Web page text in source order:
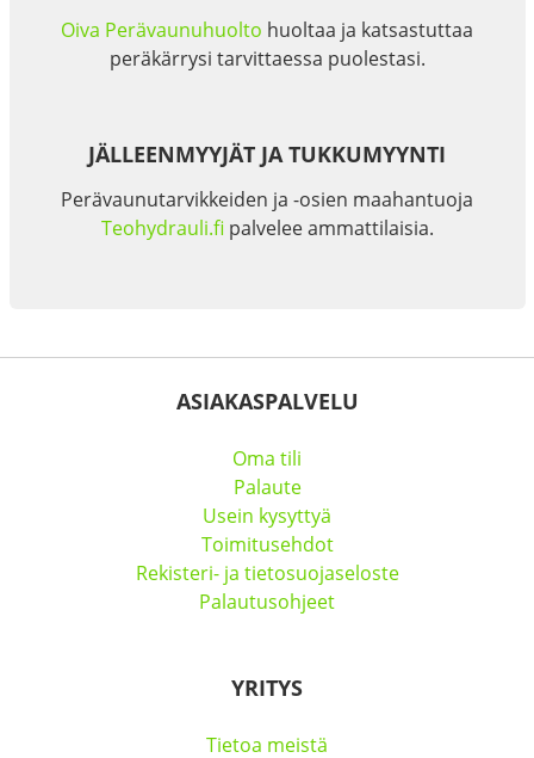
Oiva Perävaunuhuolto huoltaa ja katsastuttaa
peräkärrysi tarvittaessa puolestasi.
JÄLLEENMYYJÄT JA TUKKUMYYNTI
Perävaunutarvikkeiden ja -osien maahantuoja
Teohydrauli.fi palvelee ammattilaisia.
ASIAKASPALVELU
Oma tili
Palaute
Usein kysyttyä
Toimitusehdot
Rekisteri- ja tietosuojaseloste
Palautusohjeet
YRITYS
Tietoa meistä